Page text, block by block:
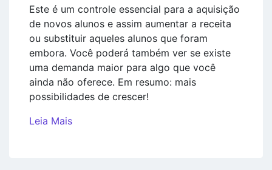
Este é um controle essencial para a aquisição
de novos alunos e assim aumentar a receita
ou substituir aqueles alunos que foram
embora. Você poderá também ver se existe
uma demanda maior para algo que você
ainda não oferece. Em resumo: mais
possibilidades de crescer!
Leia Mais